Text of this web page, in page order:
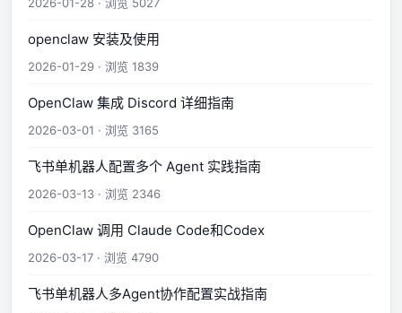
openclaw 安装及使用
2026-01-29 · 浏览 1839
OpenClaw 集成 Discord 详细指南
2026-03-01 · 浏览 3165
飞书单机器人配置多个 Agent 实践指南
2026-03-13 · 浏览 2346
OpenClaw 调用 Claude Code和Codex
2026-03-17 · 浏览 4790
飞书单机器人多Agent协作配置实战指南